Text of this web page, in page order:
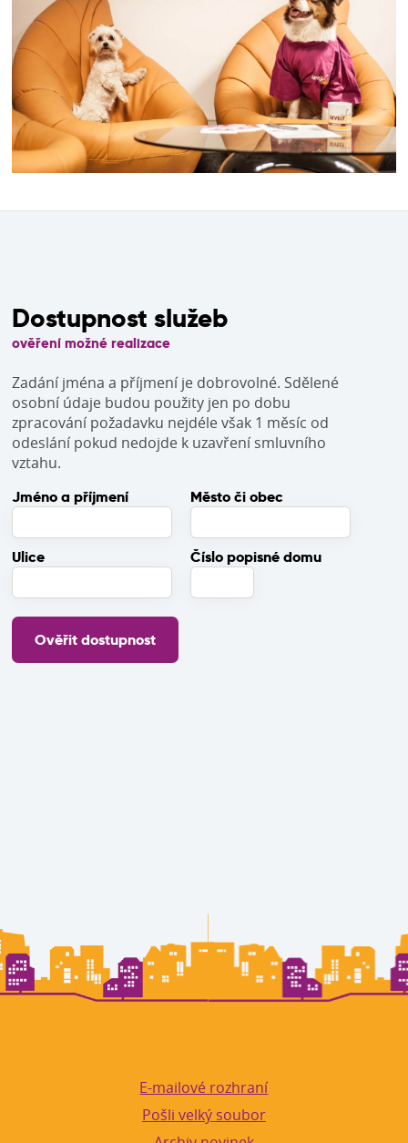
Dostupnost služeb
ověření možné realizace
Zadání jména a příjmení je dobrovolné. Sdělené
osobní údaje budou použity jen po dobu
zpracování požadavku nejdéle však 1 měsíc od
odeslání pokud nedojde k uzavření smluvního
vztahu.
Jméno a příjmení Město či obec
Ulice Číslo popisné domu
Ověřit dostupnost
E-mailové rozhraní
Pošli velký soubor